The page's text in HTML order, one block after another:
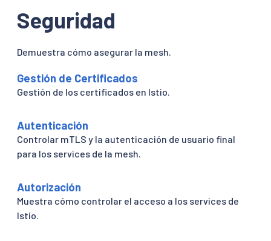
Seguridad
Demuestra cómo asegurar la mesh.
Gestión de Certificados
Gestión de los certificados en Istio.
Autenticación
Controlar mTLS y la autenticación de usuario final
para los services de la mesh.
Autorización
Muestra cómo controlar el acceso a los services de
Istio.